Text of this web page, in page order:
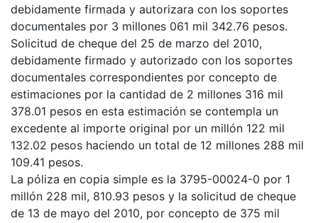
debidamente firmada y autorizara con los soportes
documentales por 3 millones 061 mil 342.76 pesos.
Solicitud de cheque del 25 de marzo del 2010,
debidamente firmado y autorizado con los soportes
documentales correspondientes por concepto de
estimaciones por la cantidad de 2 millones 316 mil
378.01 pesos en esta estimación se contempla un
excedente al importe original por un millón 122 mil
132.02 pesos haciendo un total de 12 millones 288 mil
109.41 pesos.
La póliza en copia simple es la 3795-00024-0 por 1
millón 228 mil, 810.93 pesos y la solicitud de cheque
de 13 de mayo del 2010, por concepto de 375 mil